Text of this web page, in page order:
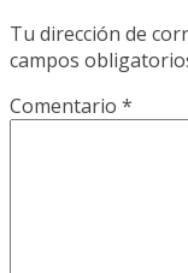
Tu dirección de
campos
Comentario *